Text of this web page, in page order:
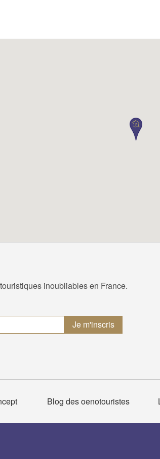
inoubliables en France.
Blog des oenotouristes